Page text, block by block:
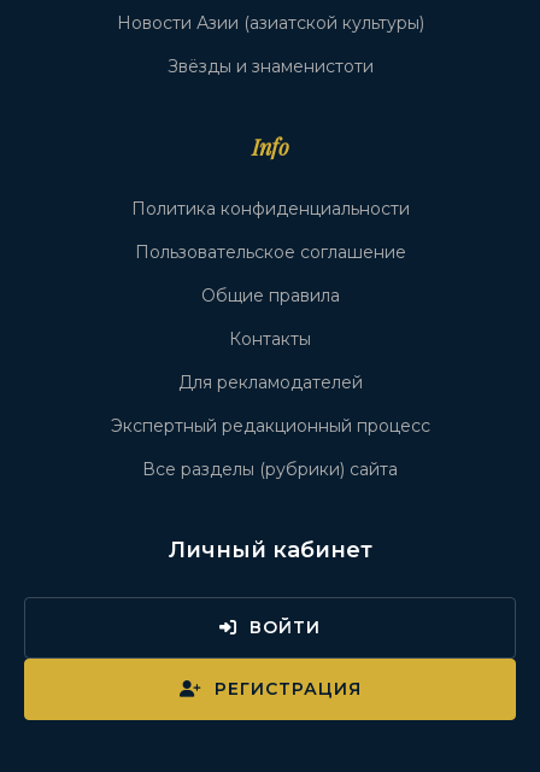
Новости Азии (азиатской культуры)
Звёзды и знаменистоти
Info
Политика конфиденциальности
Пользовательское соглашение
Общие правила
Контакты
Для рекламодателей
Экспертный редакционный процесс
Все разделы (рубрики) сайта
Личный кабинет
ВОЙТИ
РЕГИСТРАЦИЯ